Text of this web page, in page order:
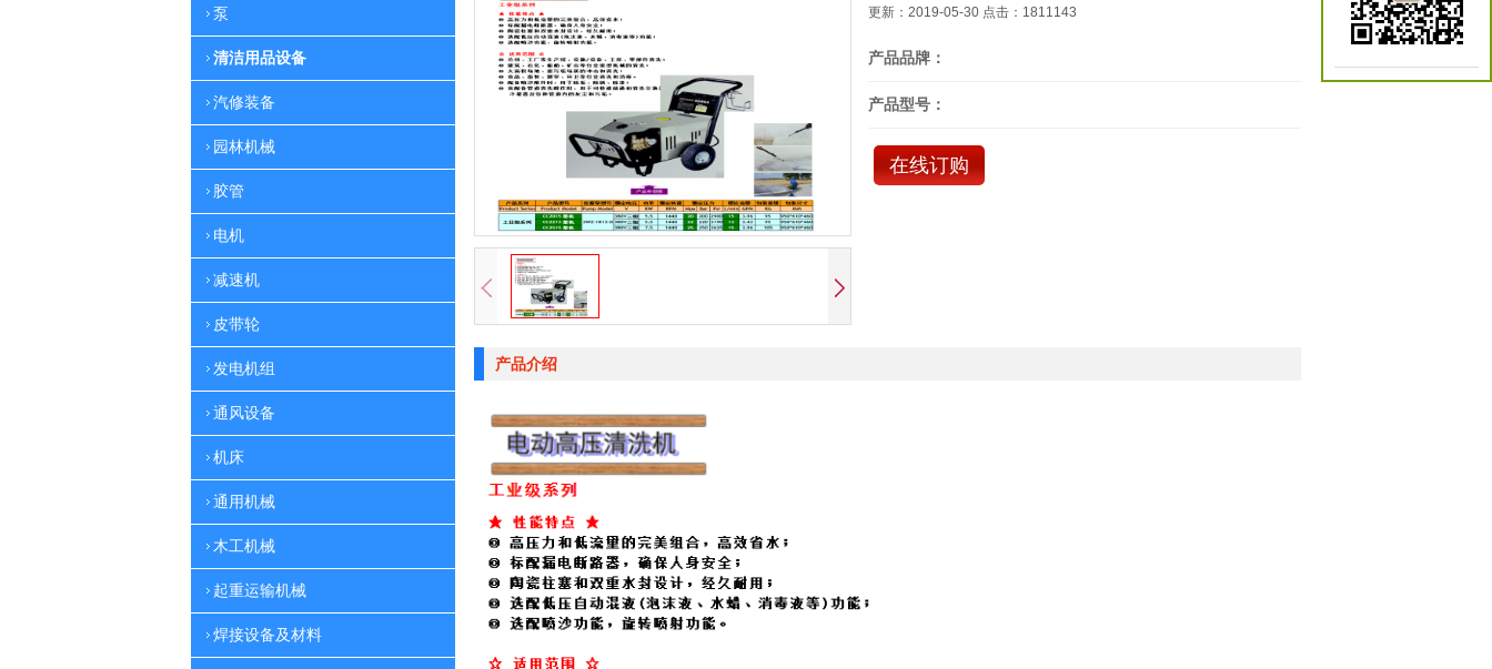
泵
清洁用品设备
汽修装备
园林机械
胶管
电机
减速机
皮带轮
发电机组
通风设备
机床
通用机械
木工机械
起重运输机械
焊接设备及材料
更新：2019-05-30 点击：1811143
产品品牌：
产品型号：
在线订购
产品介绍